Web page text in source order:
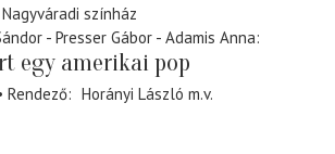
Nagyváradi színház
- Presser Gábor - Adamis Anna
egy amerikai pop
Rendező Horányi László m.v.